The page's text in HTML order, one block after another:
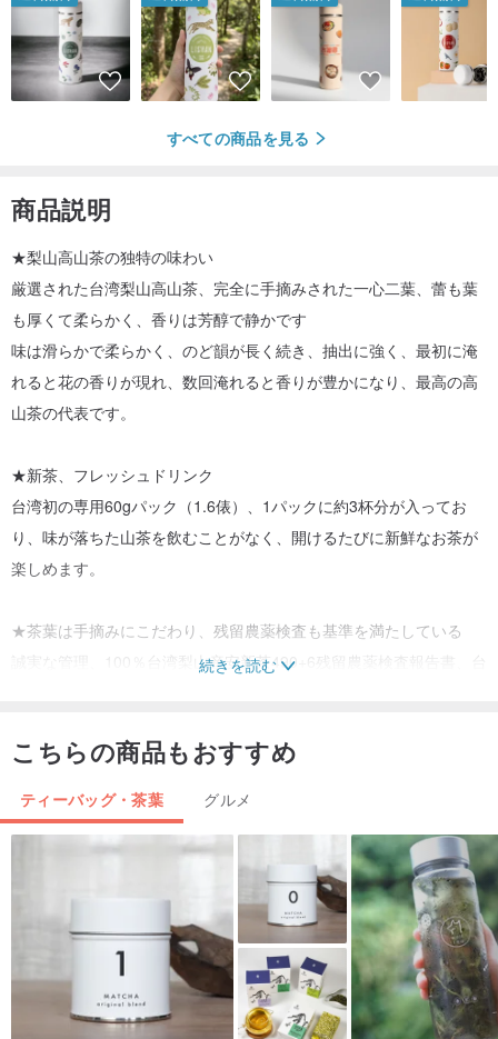
すべての商品を見る
商品説明
★梨山高山茶の独特の味わい
厳選された台湾梨山高山茶、完全に手摘みされた一心二葉、蕾も葉
も厚くて柔らかく、香りは芳醇で静かです
味は滑らかで柔らかく、のど韻が長く続き、抽出に強く、最初に淹
れると花の香りが現れ、数回淹れると香りが豊かになり、最高の高
山茶の代表です。
★新茶、フレッシュドリンク
台湾初の専用60gパック（1.6俵）、1パックに約3杯分が入ってお
り、味が落ちた山茶を飲むことがなく、開けるたびに新鮮なお茶が
楽しめます。
★茶葉は手摘みにこだわり、残留農薬検査も基準を満たしている
誠実な管理、100％台湾梨山産安新茶490+6残留農薬検査報告書、台
続きを読む
こちらの商品もおすすめ
ティーバッグ・茶葉 グルメ